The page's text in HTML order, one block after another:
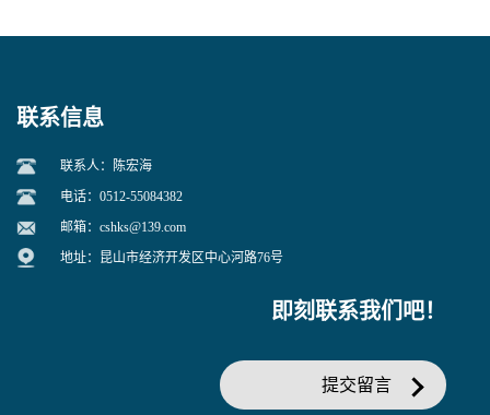
联系信息
联系人：陈宏海
电话：0512-55084382
邮箱： cshks@139.com
地址：昆山市经济开发区中心河路76号
即刻联系我们吧！
提交留言